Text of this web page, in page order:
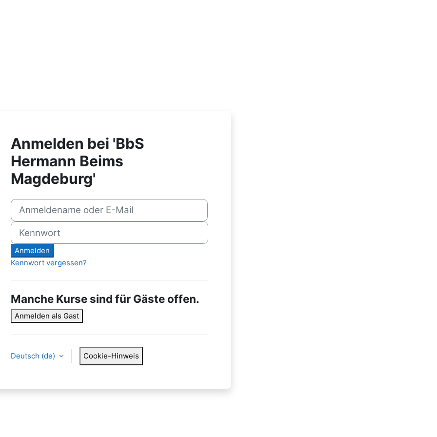
Anmelden bei 'BbS
Hermann Beims
Magdeburg'
Anmeldename oder E-Mail
Kennwort
Anmelden
Kennwort vergessen?
Manche Kurse sind für Gäste offen.
Anmelden als Gast
Deutsch ‎(de)‎ Cookie-Hinweis